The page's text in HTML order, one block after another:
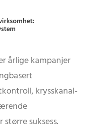
årlige kampanjer
krysskanal-
suksess.